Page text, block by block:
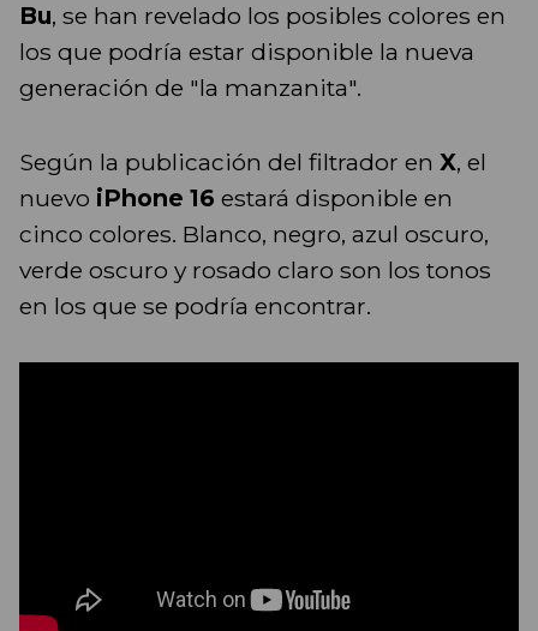
Bu, se han revelado los posibles colores en
los que podría estar disponible la nueva
generación de "la manzanita".
Según la publicación del filtrador en X, el
nuevo iPhone 16 estará disponible en
cinco colores. Blanco, negro, azul oscuro,
verde oscuro y rosado claro son los tonos
en los que se podría encontrar.